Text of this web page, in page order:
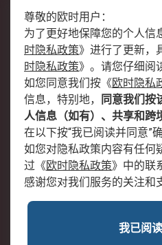
关于欧时
欧时销售条款
企业集团
关于我们
加入我们
沪公网安备
尊敬的欧时用户：
为了更好地保障您的个人信
时隐私政策》 进行了更新，
时隐私政策》 。请您仔细阅
如您同意我们按 《欧时隐私
信息，特别地，
同意我们按
人信息（如有）、共享和跨
在以下按“我已阅读并同意”确
如您对隐私政策内容有任何
过 《欧时隐私政策》 中的联
感谢您对我们服务的关注和
我已阅